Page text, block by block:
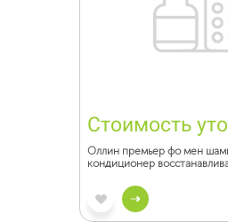
Стоимость
Оллин премьер фо мен
кондиционер